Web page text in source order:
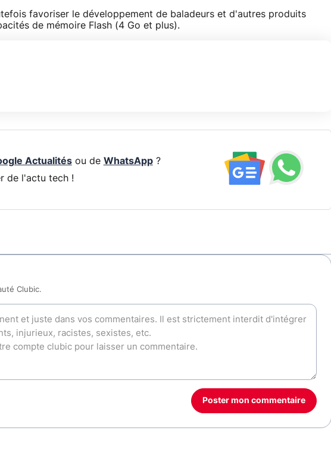
favoriser le développement de baladeurs et d'autres produits
de mémoire Flash (4 Go et plus).
Actualitésou de WhatsApp?
de l'actu tech !
Clubic.
Poster mon commentaire